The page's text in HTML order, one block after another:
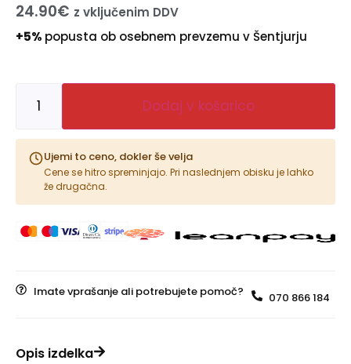
24.90€ z vključenim DDV
+5% popusta ob osebnem prevzemu v Šentjurju
Dodaj v košarico
Ujemi to ceno, dokler še velja
Cene se hitro spreminjajo. Pri naslednjem obisku je lahko
že drugačna.
Imate vprašanje ali potrebujete pomoč? 070 866 184
Opis izdelka